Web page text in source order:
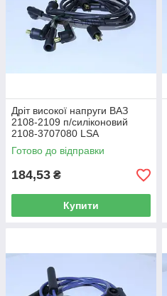
Дріт високої напруги ВАЗ
2108-2109 п/силіконовий
2108-3707080 LSA
Готово до відправки
184,53 ₴
Купити